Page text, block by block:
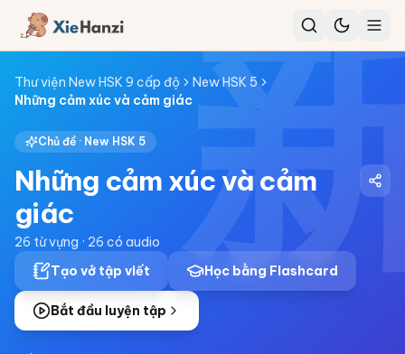
Thư viện New HSK 9 cấp độ
New HSK 5
Những cảm xúc và cảm giác
Chủ đề · New HSK 5
Những cảm xúc và cảm
giác
26 từ vựng · 26 có audio
Tạo vở tập viết
Học bằng Flashcard
Bắt đầu luyện tập